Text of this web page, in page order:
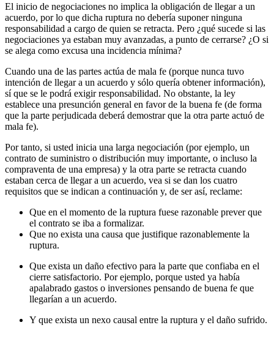
El inicio de negociaciones no implica la obligación de llegar a un
acuerdo, por lo que dicha ruptura no debería suponer ninguna
responsabilidad a cargo de quien se retracta. Pero ¿qué sucede si las
negociaciones ya estaban muy avanzadas, a punto de cerrarse? ¿O si
se alega como excusa una incidencia mínima?
Cuando una de las partes actúa de mala fe (porque nunca tuvo
intención de llegar a un acuerdo y sólo quería obtener información),
sí que se le podrá exigir responsabilidad. No obstante, la ley
establece una presunción general en favor de la buena fe (de forma
que la parte perjudicada deberá demostrar que la otra parte actuó de
mala fe).
Por tanto, si usted inicia una larga negociación (por ejemplo, un
contrato de suministro o distribución muy importante, o incluso la
compraventa de una empresa) y la otra parte se retracta cuando
estaban cerca de llegar a un acuerdo, vea si se dan los cuatro
requisitos que se indican a continuación y, de ser así, reclame:
Que en el momento de la ruptura fuese razonable prever que
el contrato se iba a formalizar.
Que no exista una causa que justifique razonablemente la
ruptura.
Que exista un daño efectivo para la parte que confiaba en el
cierre satisfactorio. Por ejemplo, porque usted ya había
apalabrado gastos o inversiones pensando de buena fe que
llegarían a un acuerdo.
Y que exista un nexo causal entre la ruptura y el daño sufrido.